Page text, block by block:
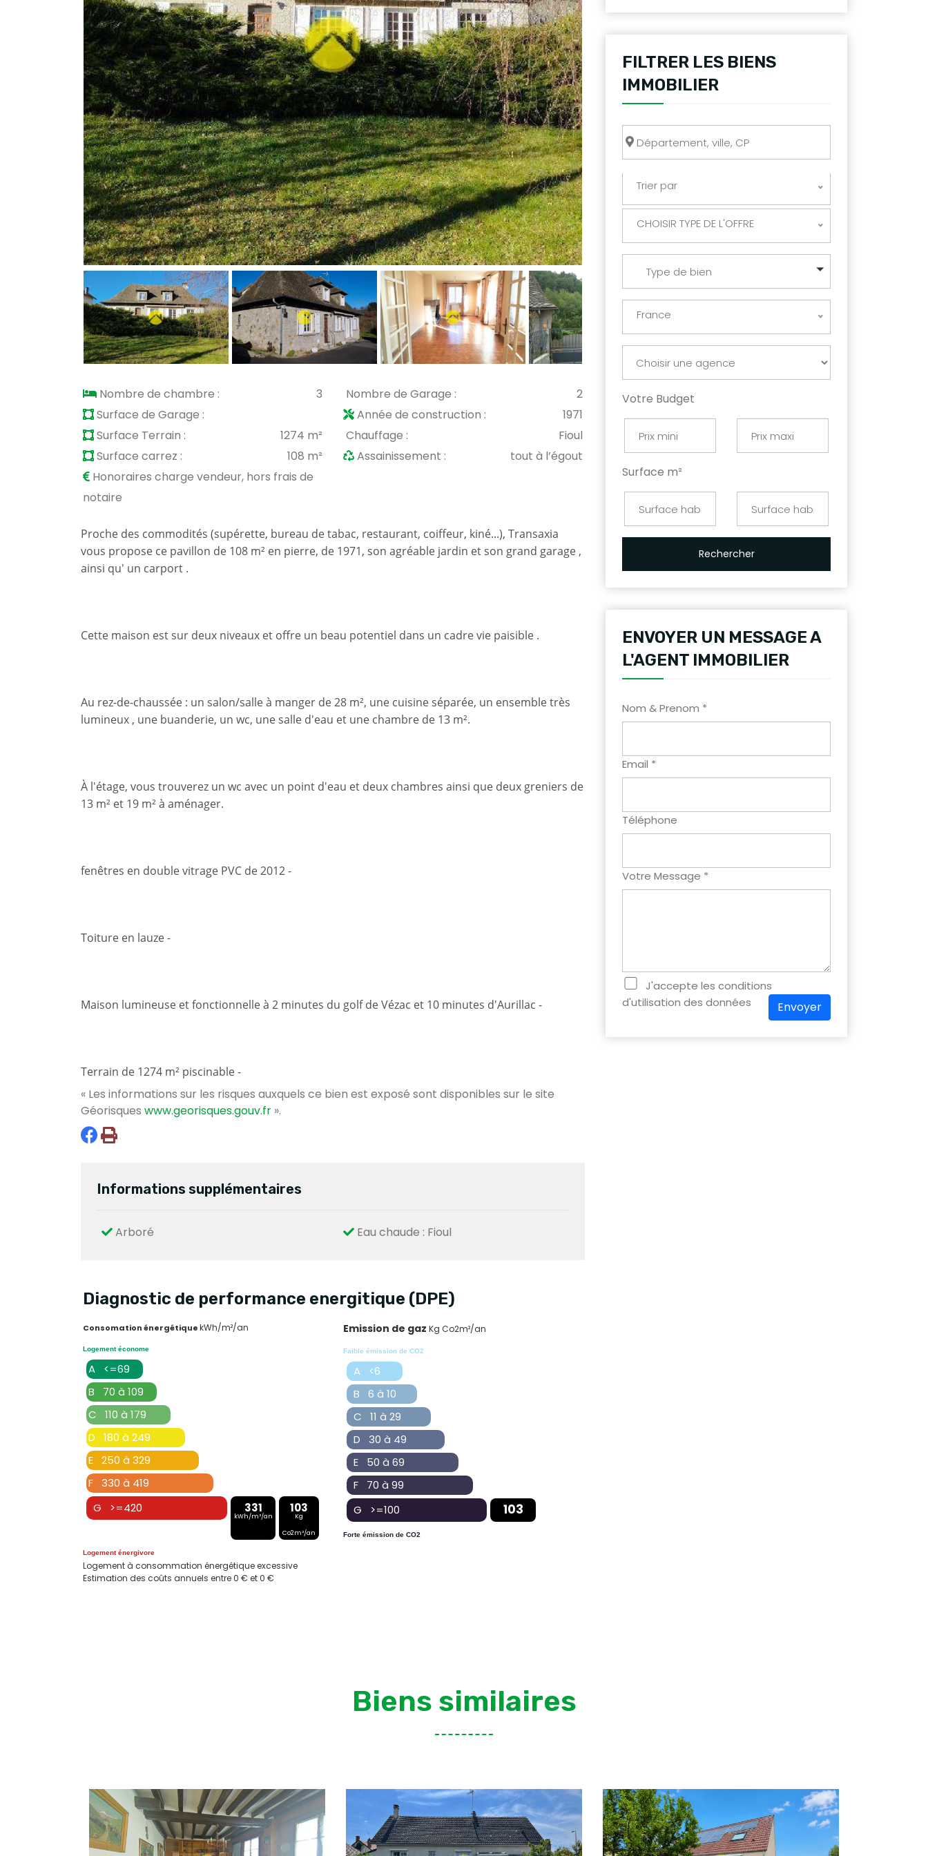
Nombre de chambre : 3 Nombre de Garage :
2
Surface de Garage :
Année de construction :
1971
Surface Terrain :
1274 m² Chauffage :
Fioul
Surface carrez :
108 m² Assainissement :
tout à l’égout
Honoraires charge vendeur, hors frais de
notaire
Proche des commodités (supérette, bureau de tabac, restaurant, coiffeur, kiné...), Transaxia
vous propose ce pavillon de 108 m² en pierre, de 1971, son agréable jardin et son grand garage ,
ainsi qu' un carport .
Cette maison est sur deux niveaux et offre un beau potentiel dans un cadre vie paisible .
Au rez-de-chaussée : un salon/salle à manger de 28 m², une cuisine séparée, un ensemble très
lumineux , une buanderie, un wc, une salle d'eau et une chambre de 13 m².
À l'étage, vous trouverez un wc avec un point d'eau et deux chambres ainsi que deux greniers de
13 m² et 19 m² à aménager.
fenêtres en double vitrage PVC de 2012 -
Toiture en lauze -
Maison lumineuse et fonctionnelle à 2 minutes du golf de Vézac et 10 minutes d'Aurillac -
Terrain de 1274 m² piscinable -
« Les informations sur les risques auxquels ce bien est exposé sont disponibles sur le site
Géorisques www.georisques.gouv.fr ».
Informations supplémentaires
Arboré Eau chaude : Fioul
Diagnostic de performance energitique (DPE)
Consomation énergétiquekWh/m²/an
Logement économe
A <=69
B 70 à 109
C 110 à 179
D 180 à 249
E 250 à 329
F 330 à 419
G >=420
331
kWh/m²/an
103
Kg
Co2m²/an
Logement énergivore
Logement à consommation énergétique excessive
Estimation des coûts annuels entre 0 € et 0 €
Emission de gaz Kg Co2m²/an
Faible émission de CO2
A <6
B 6 à 10
C 11 à 29
D 30 à 49
E 50 à 69
F 70 à 99
G >=100
103
Forte émission de CO2
FILTRER LES BIENS
IMMOBILIER
Trier par
CHOISIR TYPE DE L'OFFRE
Type de bien
France
Votre Budget
Surface m²
Rechercher
ENVOYER UN MESSAGE A
L'AGENT IMMOBILIER
Nom & Prenom *
Email *
Téléphone
Votre Message *
J'accepte les conditions
d'utilisation des données
Envoyer
Biens similaires